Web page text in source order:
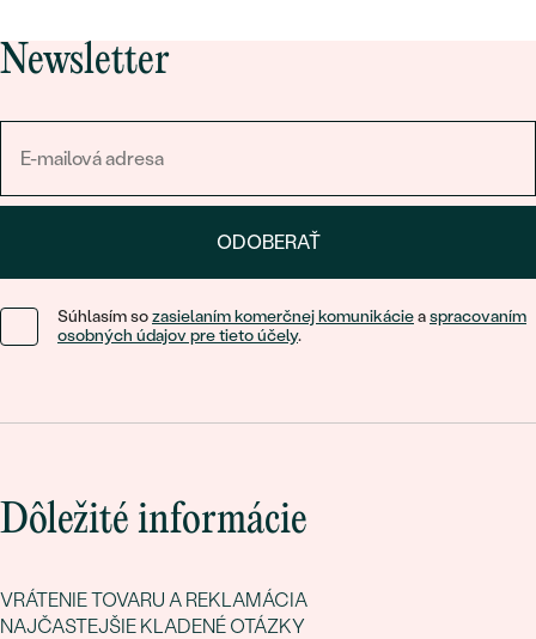
Newsletter
ODOBERAŤ
Súhlasím sozasielaním komerčnej komunikácieaspracovaním
osobných údajov pre tieto účely.
Dôležité informácie
VRÁTENIE TOVARU A REKLAMÁCIA
NAJČASTEJŠIE KLADENÉ OTÁZKY